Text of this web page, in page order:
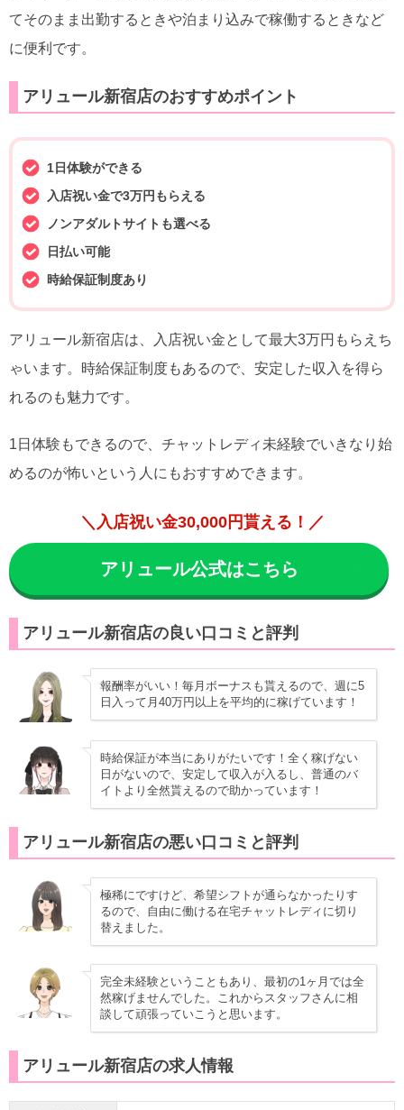
てそのまま出勤するときや泊まり込みで稼働するときなど
に便利です。
アリュール新宿店のおすすめポイント
1日体験ができる
入店祝い金で3万円もらえる
ノンアダルトサイトも選べる
日払い可能
時給保証制度あり
アリュール新宿店は、入店祝い金として最大3万円もらえち
ゃいます。時給保証制度もあるので、安定した収入を得ら
れるのも魅力です。
1日体験もできるので、チャットレディ未経験でいきなり始
めるのが怖いという人にもおすすめできます。
＼入店祝い金30,000円貰える！／
アリュール公式はこちら
アリュール新宿店の良い口コミと評判
報酬率がいい！毎月ボーナスも貰えるので、週に5
日入って月40万円以上を平均的に稼げています！
時給保証が本当にありがたいです！全く稼げない
日がないので、安定して収入が入るし、普通のバ
イトより全然貰えるので助かっています！
アリュール新宿店の悪い口コミと評判
極稀にですけど、希望シフトが通らなかったりす
るので、自由に働ける在宅チャットレディに切り
替えました。
完全未経験ということもあり、最初の1ヶ月では全
然稼げませんでした。これからスタッフさんに相
談して頑張っていこうと思います。
アリュール新宿店の求人情報